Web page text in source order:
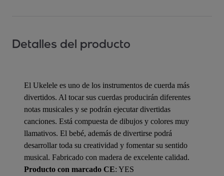
Detalles del producto
El Ukelele es uno de los instrumentos de cuerda más
divertidos. Al tocar sus cuerdas producirán diferentes
notas musicales y se podrán ejecutar divertidas
canciones. Está compuesta de dibujos y colores muy
llamativos. El bebé, además de divertirse podrá
desarrollar toda su creatividad y fomentar su sentido
musical. Fabricado con madera de excelente calidad.
Producto con marcado CE: YES